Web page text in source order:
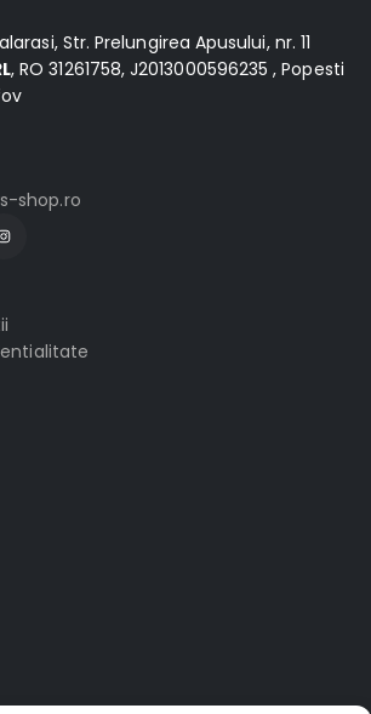
Str. Prelungirea Apusului, nr. 11
, RO 31261758, J2013000596235 , Popesti
shop.ro